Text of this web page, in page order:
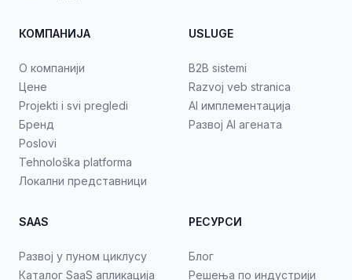
КОМПАНИЈА
О компанији
Цене
Projekti i svi pregledi
Бренд
Poslovi
Tehnološka platforma
Локални представници
USLUGE
B2B sistemi
Razvoj veb stranica
AI имплементација
Развој AI агената
SAAS
Развој у пуном циклусу
Каталог SaaS апликација
РЕСУРСИ
Блог
Решења по индустрији